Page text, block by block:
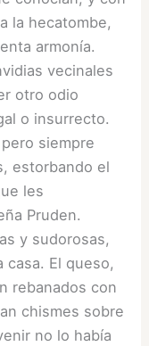
la hecatombe,
armonía.
vecinales
otro odio
o insurrecto.
siempre
estorbando el
les
Pruden.
y sudorosas,
casa. El queso,
rebanados con
chismes sobre
no lo había